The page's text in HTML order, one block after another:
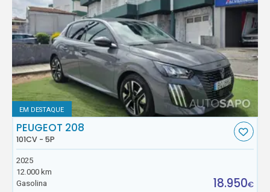
EM DESTAQUE
PEUGEOT 208
101CV - 5P
2025
12.000 km
Gasolina
18.950€